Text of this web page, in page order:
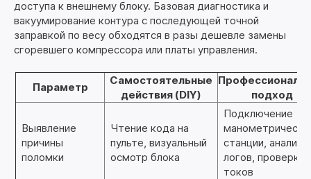
доступа к внешнему блоку. Базовая диагностика и
вакуумирование контура с последующей точной
заправкой по весу обходятся в разы дешевле замены
сгоревшего компрессора или платы управления.
Параметр
Самостоятельные
действия (DIY)
подход
Выявление
причины
поломки
Чтение кода на
пульте, визуальный
осмотр блока
Подключение
станции, анализ
логов, проверка
токов